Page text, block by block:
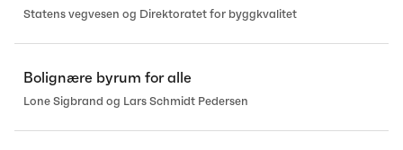
Statens vegvesen og Direktoratet for byggkvalitet
Bolignære byrum for alle
Lone Sigbrand og Lars Schmidt Pedersen